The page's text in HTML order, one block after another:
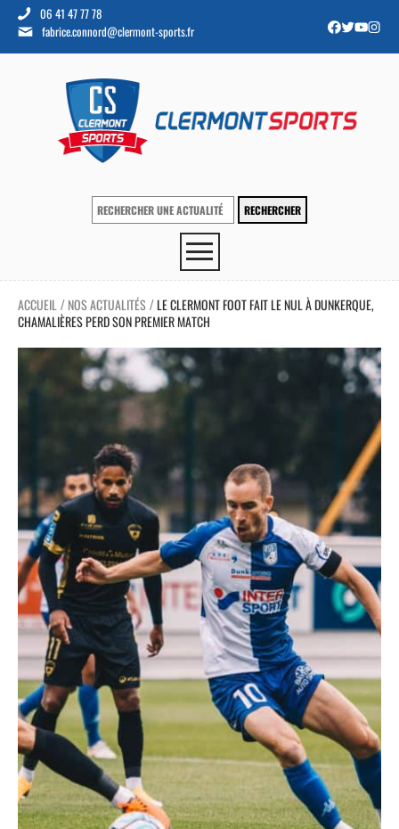
06 41 47 77 78
fabrice.connord@clermont-sports.fr
ACCUEIL / NOS ACTUALITÉS /LE CLERMONT FOOT FAIT LE NUL À DUNKERQUE,
CHAMALIÈRES PERD SON PREMIER MATCH